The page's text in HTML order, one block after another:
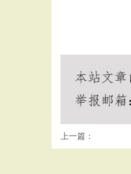
上一篇：